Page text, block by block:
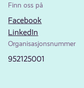
Finn oss på
Facebook
LinkedIn
Organisasjonsnummer
952125001